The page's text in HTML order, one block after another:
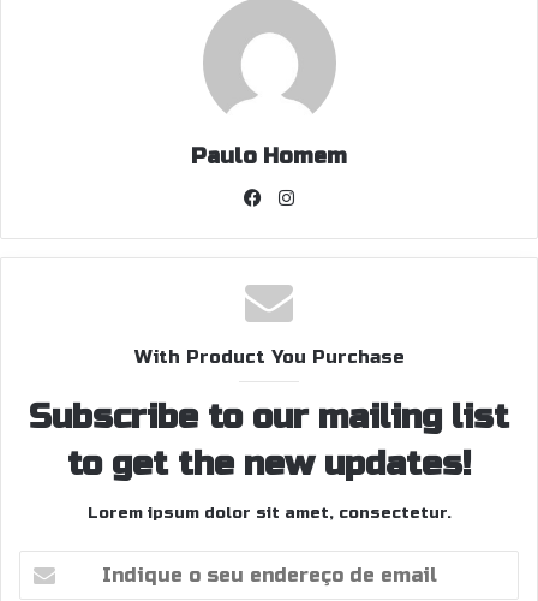
Paulo Homem
Facebook
With Product You Purchase
Subscribe to our mailing list
to get the new updates!
Lorem ipsum dolor sit amet, consectetur.